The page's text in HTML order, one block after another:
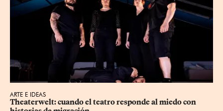
ARTE E IDEAS
Theaterwelt: cuando el teatro responde al miedo con